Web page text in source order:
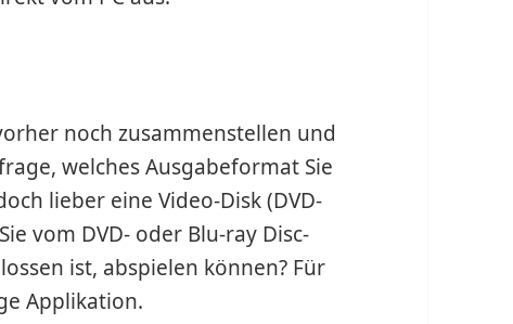
noch zusammenstellen und
welches Ausgabeformat Sie
lieber eine Video-Disk (DVD-
vom DVD- oder Blu-ray Disc-
ist, abspielen können? Für
Applikation.